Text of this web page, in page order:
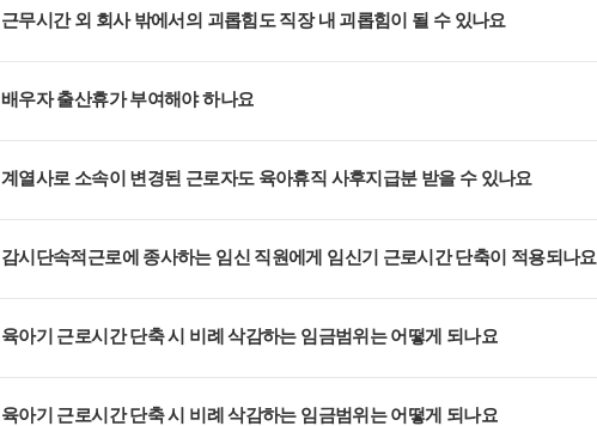
근무시간 외 회사 밖에서의 괴롭힘도 직장 내 괴롭힘이 될 수 있나요
배우자 출산휴가 부여해야 하나요
계열사로 소속이 변경된 근로자도 육아휴직 사후지급분 받을 수 있나요
감시단속적근로에 종사하는 임신 직원에게 임신기 근로시간 단축이 적용되나요
육아기 근로시간 단축 시 비례 삭감하는 임금범위는 어떻게 되나요
육아기 근로시간 단축 시 비례 삭감하는 임금범위는 어떻게 되나요